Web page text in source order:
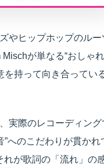
やヒップホップのルー
が単なる“おしゃれ
を持って向き合ってい
実際のレコーディング
へのこだわりが貫かれ
れが歌詞の「流れ」の